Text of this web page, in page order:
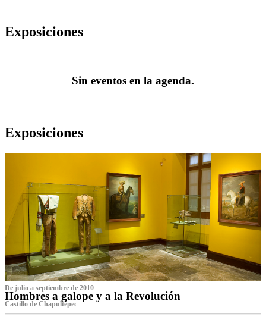
Exposiciones
Sin eventos en la agenda.
Exposiciones
De julio a septiembre de 2010
Hombres a galope y a la Revolución
Castillo de Chapultepec